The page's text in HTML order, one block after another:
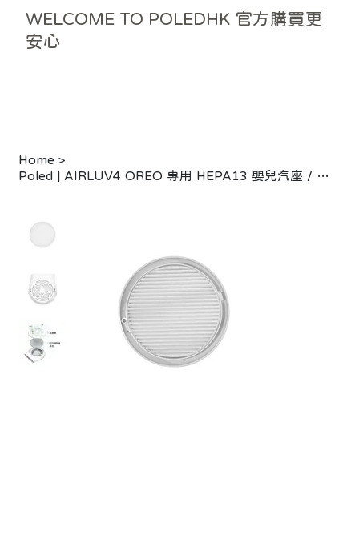
WELCOME TO POLEDHK 官方購買更
安心
Home >
Poled | AIRLUV4 OREO 專用 HEPA13 嬰兒汽座 / 嬰兒車涼感車墊濾芯